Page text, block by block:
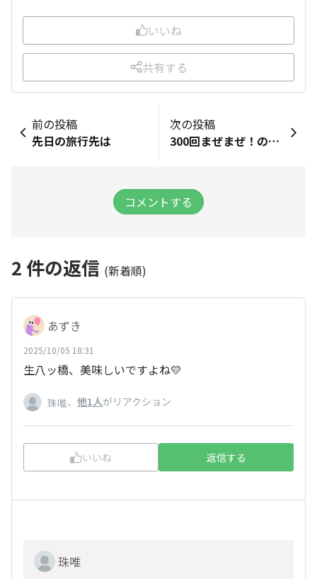
いいね
共有する
前の投稿
先日の旅行先は
次の投稿
300回まぜまぜ！の壁は厚かった💦
コメントする
2 件の返信 (新着順)
あずき
2025/10/05 18:31
生八ッ橋、美味しいですよね💛
珠唯、 他1人がリアクション
いいね 返信する
珠唯